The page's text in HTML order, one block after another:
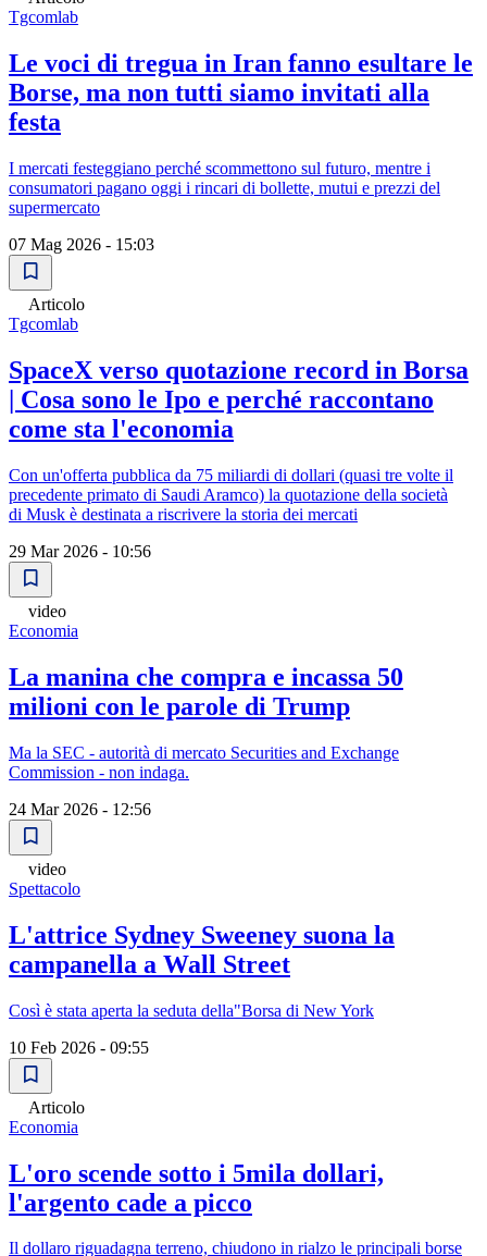
Tgcomlab
Le voci di tregua in Iran fanno esultare le
Borse, ma non tutti siamo invitati alla
festa
I mercati festeggiano perché scommettono sul futuro, mentre i
consumatori pagano oggi i rincari di bollette, mutui e prezzi del
supermercato
07 Mag 2026 - 15:03
Articolo
Tgcomlab
SpaceX verso quotazione record in Borsa
| Cosa sono le Ipo e perché raccontano
come sta l'economia
Con un'offerta pubblica da 75 miliardi di dollari (quasi tre volte il
precedente primato di Saudi Aramco) la quotazione della società
di Musk è destinata a riscrivere la storia dei mercati
29 Mar 2026 - 10:56
video
Economia
La manina che compra e incassa 50
milioni con le parole di Trump
Ma la SEC - autorità di mercato Securities and Exchange
Commission - non indaga.
24 Mar 2026 - 12:56
video
Spettacolo
L'attrice Sydney Sweeney suona la
campanella a Wall Street
Così è stata aperta la seduta della"Borsa di New York
10 Feb 2026 - 09:55
Articolo
Economia
L'oro scende sotto i 5mila dollari,
l'argento cade a picco
Il dollaro riguadagna terreno, chiudono in rialzo le principali borse